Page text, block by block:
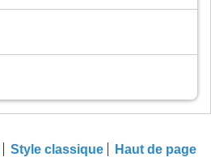
Style classique Haut de page